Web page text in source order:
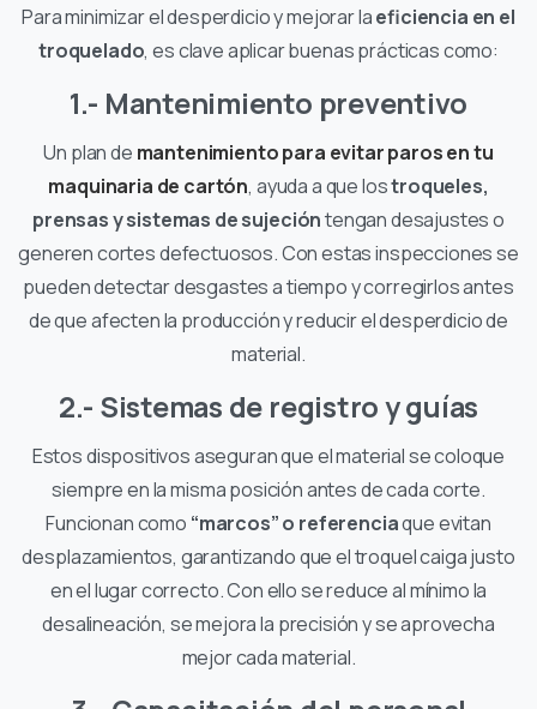
Para minimizar el desperdicio y mejorar laeficiencia en el
troquelado, es clave aplicar buenas prácticas como:
1.- Mantenimiento preventivo
Un plan de mantenimiento para evitar paros en tu
maquinaria de cartón, ayuda a que lostroqueles,
prensas y sistemas de sujecióntengan desajustes o
generen cortes defectuosos. Con estas inspecciones se
pueden detectar desgastes a tiempo y corregirlos antes
de que afecten la producción y reducir el desperdicio de
material.
2.- Sistemas de registro y guías
Estos dispositivos aseguran que el material se coloque
siempre en la misma posición antes de cada corte.
Funcionan como “marcos” o referenciaque evitan
desplazamientos, garantizando que el troquel caiga justo
en el lugar correcto. Con ello se reduce al mínimo la
desalineación, se mejora la precisión y se aprovecha
mejor cada material.